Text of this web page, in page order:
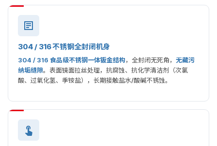
304 / 316 不锈钢全封闭机身
304 / 316 食品级不锈钢一体钣金结构，全封闭无死角， 无藏污
纳垢缝隙。表面镜面拉丝处理，抗腐蚀、抗化学清洁剂（次氯
酸、过氧化氢、季铵盐），长期接触盐水/酸碱不锈蚀。